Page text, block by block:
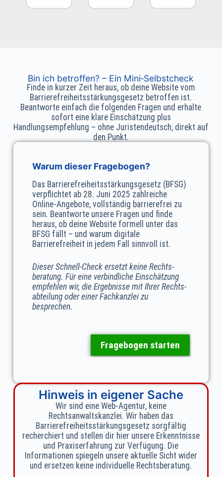
Bin ich betroffen? – Ein Mini‑Selbstcheck
Finde in kurzer Zeit heraus, ob deine Website vom
Barrierefreiheits­stärkungsgesetz betroffen ist.
Beantworte einfach die folgenden Fragen und erhalte
sofort eine klare Einschätzung plus
Handlungsempfehlung – ohne Juristendeutsch, direkt auf
den Punkt.
Warum dieser Fragebogen?
Das Barrierefreiheits­stärkungs­gesetz (BFSG)
verpflichtet ab 28. Juni 2025 zahlreiche
Online‑Angebote, vollständig barrierefrei zu
sein. Beantworte unsere Fragen und finde
heraus, ob deine Website formell unter das
BFSG fällt – und warum digitale
Barrierefreiheit in jedem Fall sinnvoll ist.
Dieser Schnell‑Check ersetzt keine Rechts­
beratung. Für eine verbindliche Einschätzung
empfehlen wir, die Ergebnisse mit Ihrer Rechts­
abteilung oder einer Fachkanzlei zu
besprechen.
Fragebogen starten
Hinweis in eigener Sache
Wir sind eine Web‑Agentur, keine
Rechtsanwaltskanzlei. Wir haben das
Barrierefreiheits­stärkungs­gesetz sorgfältig
recherchiert und stellen dir hier unsere Erkenntnisse
und Praxiserfahrung zur Verfügung. Die
Informationen spiegeln unsere aktuelle Sicht wider
und ersetzen keine individuelle Rechtsberatung.